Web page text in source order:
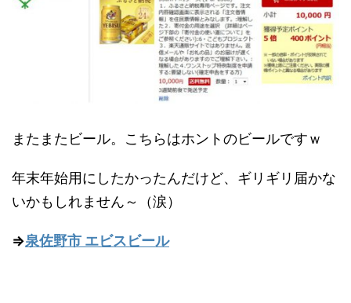
またまたビール。こちらはホントのビールですｗ
年末年始用にしたかったんだけど、ギリギリ届かな
いかもしれません～（涙）
⇒泉佐野市 エビスビール